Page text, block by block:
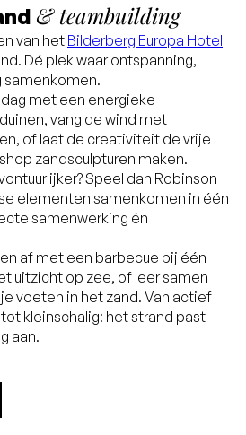
& teambuilding
van hetBilderberg Europa Hotel
Dé plek waar ontspanning,
samenkomen.
met een energieke
vang de wind met
of laat de creativiteit de vrije
zandsculpturen maken.
Speel dan Robinson
elementen samenkomen in één
samenwerking én
af met een barbecue bij één
uitzicht op zee, of leer samen
voeten in het zand. Van actief
kleinschalig: het strand past
aan.